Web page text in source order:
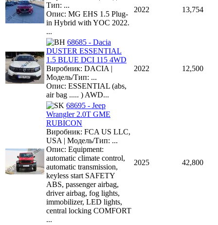
Тип: ...
Опис: MG EHS 1.5 Plug-
in Hybrid with YOC 2022.
...
2022 13,754
68685 - Dacia
DUSTER ESSENTIAL
1.5 BLUE DCI 115 4WD
Виробник: DACIA |
Модель/Тип: ...
Опис: ESSENTIAL (abs,
air bag ..... ) AWD...
2022 12,500
68695 - Jeep
Wrangler 2.0T GME
RUBICON
Виробник: FCA US LLC,
USA | Модель/Тип: ...
Опис: Equipment:
automatic climate control,
automatic transmission,
keyless start SAFETY
ABS, passenger airbag,
driver airbag, fog lights,
immobilizer, LED lights,
central locking COMFORT
...
2025 42,800